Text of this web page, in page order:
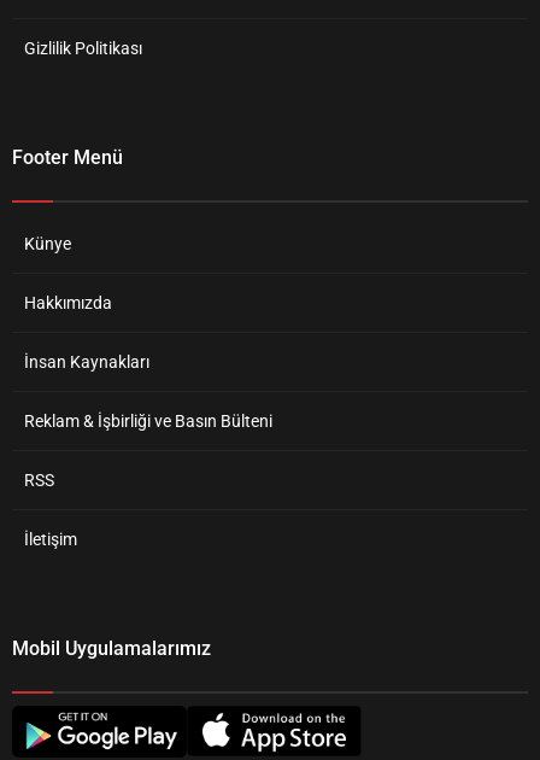
Gizlilik Politikası
Footer Menü
Künye
Hakkımızda
İnsan Kaynakları
Reklam & İşbirliği ve Basın Bülteni
RSS
İletişim
Mobil Uygulamalarımız